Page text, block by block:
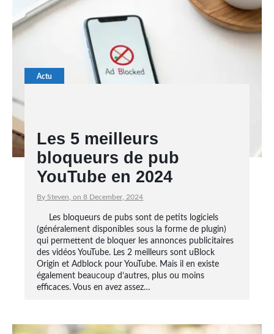
Actu
Les 5 meilleurs
bloqueurs de pub
YouTube en 2024
By Steven, on 8 December, 2024
Les bloqueurs de pubs sont de petits logiciels
(généralement disponibles sous la forme de plugin)
qui permettent de bloquer les annonces publicitaires
des vidéos YouTube. Les 2 meilleurs sont uBlock
Origin et Adblock pour YouTube. Mais il en existe
également beaucoup d’autres, plus ou moins
efficaces. Vous en avez assez…